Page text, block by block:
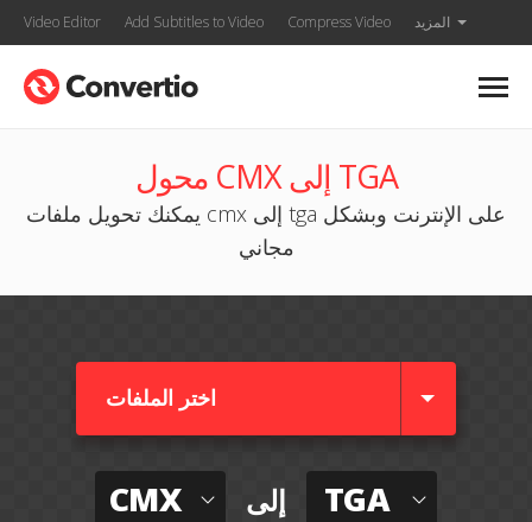
Video Editor Add Subtitles to Video Compress Video المزيد
محول CMX إلى TGA
يمكنك تحويل ملفات cmx إلى tga على الإنترنت وبشكل
مجاني
اختر الملفات
CMX إلى TGA